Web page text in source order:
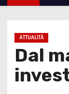
ATTUALITÀ
Dal